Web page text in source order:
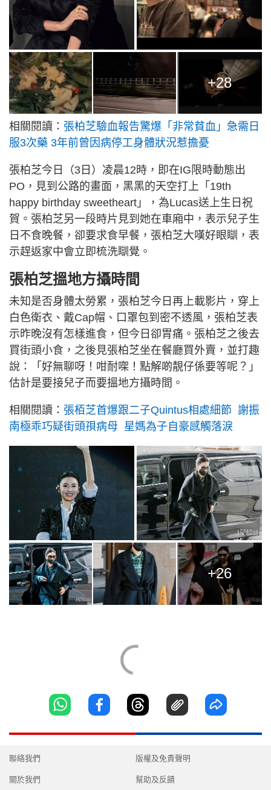
+28
相關閱讀： 張柏芝驗血報告驚爆「非常貧血」急需日
服3次藥 3年前曾因病停工身體狀況惹擔憂
張柏芝今日（3日）凌晨12時，即在IG限時動態出
PO，見到公路的畫面，黑黑的天空打上「19th
happy birthday sweetheart」，為Lucas送上生日祝
賀。張柏芝另一段時片見到她在車廂中，表示兒子生
日不食晚餐，卻要求食早餐，張柏芝大嘆好眼瞓，表
示趕返家中會立即梳洗瞓覺。
張柏芝搵地方攝時間
未知是否身體太勞累，張柏芝今日再上載影片，穿上
白色衛衣、戴Cap帽、口罩包到密不透風，張柏芝表
示昨晚沒有怎樣進食，但今日卻胃痛。張柏芝之後去
買街頭小食，之後見張柏芝坐在餐廳買外賣，並打趣
說：「好無聊呀！咁耐㗎！點解啲靚仔係要等呢？」
估計是要接兒子而要搵地方攝時間。
相關閱讀： 張栢芝首爆跟二子Quintus相處細節 謝振
南極乖巧疑街頭孭病母 星媽為子自豪感觸落淚
+26
聯絡我們
關於我們
版權及免責聲明
幫助及反饋